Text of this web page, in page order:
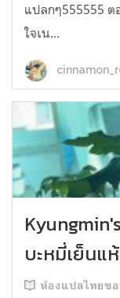
แปลกๆ555555 ต
ใจเน...
บะหมี่เย็นแ
ห้องแปลไทยข